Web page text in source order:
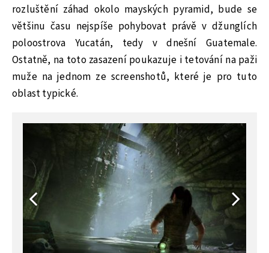
rozluštění záhad okolo mayských pyramid, bude se
většinu času nejspíše pohybovat právě v džunglích
poloostrova Yucatán, tedy v dnešní Guatemale.
Ostatně, na toto zasazení poukazuje i tetování na paži
muže na jednom ze screenshotů, které je pro tuto
oblast typické.